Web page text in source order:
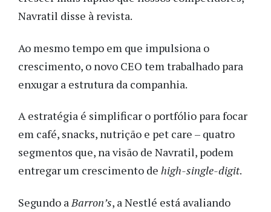
Navratil disse à revista.
Ao mesmo tempo em que impulsiona o
crescimento, o novo CEO tem trabalhado para
enxugar a estrutura da companhia.
A estratégia é simplificar o portfólio para focar
em café, snacks, nutrição e pet care – quatro
segmentos que, na visão de Navratil, podem
entregar um crescimento de high-single-digit.
Segundo a Barron’s, a Nestlé está avaliando